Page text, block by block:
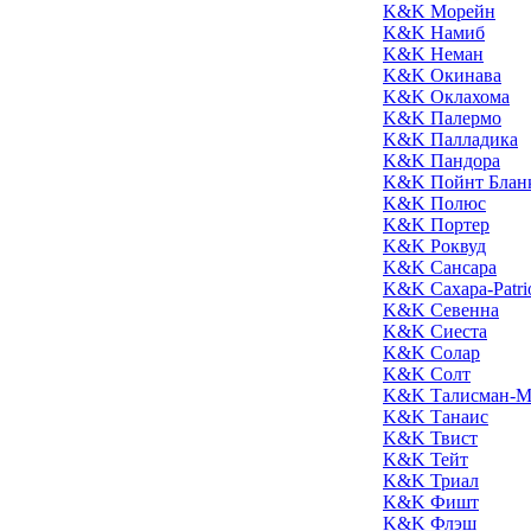
K&K Морейн
K&K Намиб
K&K Неман
K&K Окинава
K&K Оклахома
K&K Палермо
K&K Палладика
K&K Пандора
K&K Пойнт
K&K Полюс
K&K Портер
K&K Роквуд
K&K Сансара
K&K Сахара-
K&K Севенна
K&K Сиеста
K&K Солар
K&K Солт
K&K Талисман-
K&K Танаис
K&K Твист
K&K Тейт
K&K Триал
K&K Фишт
K&K Флэш